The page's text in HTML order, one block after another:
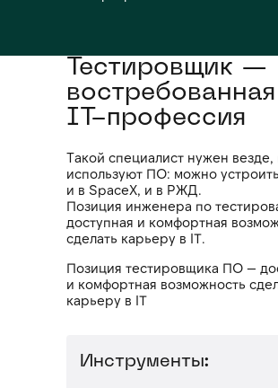
Тестировщик —
IT-профессия
Такой специалист нужен везде,
используют ПО: можно
и в SpaceX, и в РЖД.
Позиция инженера по
доступная и комфортная
сделать карьеру в IT.
Позиция тестировщика ПО —
и комфортная возможность
карьеру в IT
Инструменты: